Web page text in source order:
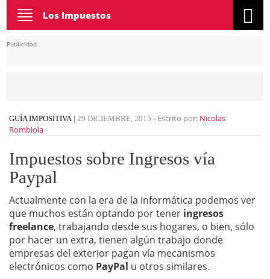
Toggle
navigation
Los Impuestos
Publicidad
GUÍA IMPOSITIVA| 29 DICIEMBRE, 2015 - Escrito por: Nicolas
Rombiola
Impuestos sobre Ingresos vía
Paypal
Actualmente con la era de la informática podemos ver
que muchos están optando por tener ingresos
freelance, trabajando desde sus hogares, o bien, sólo
por hacer un extra, tienen algún trabajo donde
empresas del exterior pagan vía mecanismos
electrónicos como PayPal u otros similares.